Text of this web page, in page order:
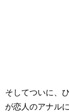
そしてついに、
が恋人のアナル